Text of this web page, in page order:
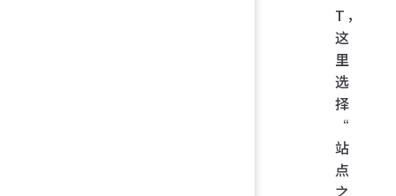
T，
这
里
选
择
“
站
点
之